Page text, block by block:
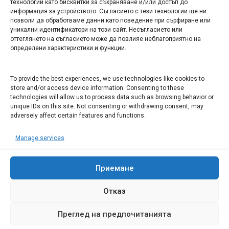
технологии като бисквитки за съхраняване и/или достъп до
информация за устройството. Съгласието с тези технологии ще ни
позволи да обработваме данни като поведение при сърфиране или
уникални идентификатори на този сайт. Несъгласието или
оттеглянето на съгласието може да повлияе неблагоприятно на
определени характеристики и функции.
To provide the best experiences, we use technologies like cookies to
store and/or access device information. Consenting to these
technologies will allow us to process data such as browsing behavior or
unique IDs on this site. Not consenting or withdrawing consent, may
adversely affect certain features and functions.
Manage services
Приемане
Отказ
Преглед на предпочитанията
Арт галерия "Мостове" – магазин за изкуство
СЕВЕРОЗАПАДА ИНФОРМАЦИОНЕН БИЗНЕС
ТУРИСТИЧЕСКИ КЛЪСТЕР
ИНСТИТУЦИИ В ЛОВЕЧ
Административен съд Ловеч
Областна администрация Ловеч
ОДМВР Ловеч
Окръжен съд Ловеч